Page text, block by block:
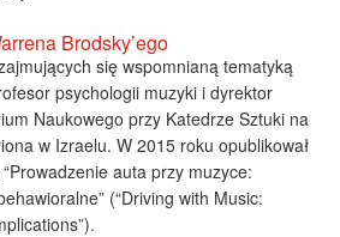
Brodsky’ego
się wspomnianą tematyką
psychologii muzyki i dyrektor
Naukowego przy Katedrze Sztuki na
w Izraelu. W 2015 roku opublikował
auta przy muzyce:
(“Driving with Music: